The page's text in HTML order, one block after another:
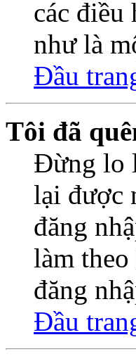
các điều
như là
Đầu
Tôi đã
Đừng lo
lại được
đăng
làm theo
đăng
Đầu